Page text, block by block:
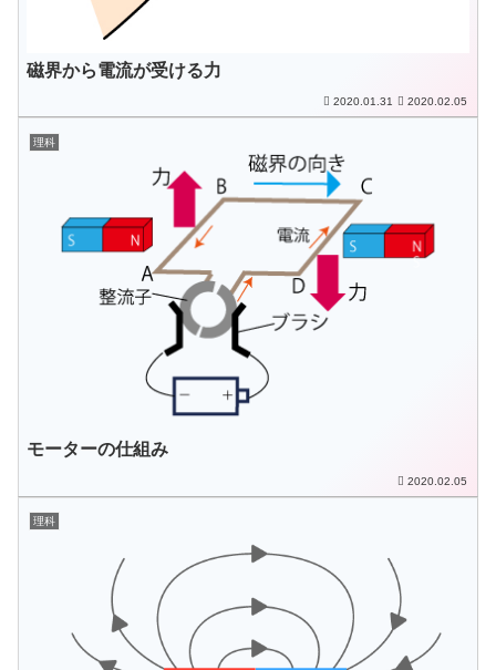
磁界から電流が受ける力
2020.01.31 2020.02.05
理科
モーターの仕組み
2020.02.05
理科